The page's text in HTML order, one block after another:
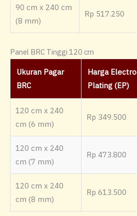
90 cm x 240 cm
(8 mm)
Rp 517.250
Panel BRC Tinggi 120 cm
Ukuran Pagar
BRC
Harga Electro
Plating (EP)
120 cm x 240
cm (6 mm)
Rp 349.500
120 cm x 240
cm (7 mm)
Rp 473.800
120 cm x 240
cm (8 mm)
Rp 613.500